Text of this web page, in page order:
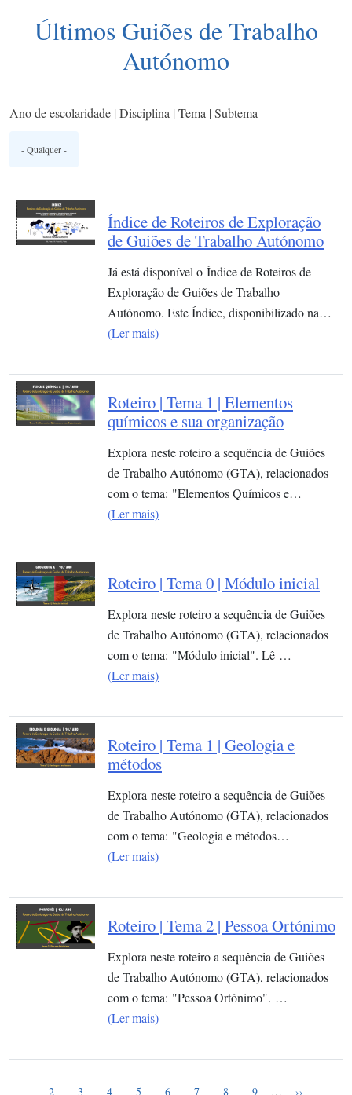
Últimos Guiões de Trabalho
Autónomo
Ano de escolaridade | Disciplina | Tema | Subtema
Índice de Roteiros de Exploração
de Guiões de Trabalho Autónomo
Já está disponível o Índice de Roteiros de
Exploração de Guiões de Trabalho
Autónomo. Este Índice, disponibilizado na…
(Ler mais)
Roteiro | Tema 1 | Elementos
químicos e sua organização​
Explora neste roteiro a sequência de Guiões
de Trabalho Autónomo (GTA), relacionados
com o tema: "Elementos Químicos e…
(Ler mais)
Roteiro | Tema 0 | Módulo inicial
Explora neste roteiro a sequência de Guiões
de Trabalho Autónomo (GTA), relacionados
com o tema: "Módulo inicial". Lê …
(Ler mais)
Roteiro | Tema 1 | Geologia e
métodos
Explora neste roteiro a sequência de Guiões
de Trabalho Autónomo (GTA), relacionados
com o tema: "Geologia e métodos…
(Ler mais)
Roteiro | Tema 2 | Pessoa Ortónimo
Explora neste roteiro a sequência de Guiões
de Trabalho Autónomo (GTA), relacionados
com o tema: "Pessoa Ortónimo". …
(Ler mais)
Page
2 Page
3 Page
4 Page
5 Page
6 Page
7 Page
8 Page
9 … Próxima
››